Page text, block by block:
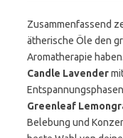
Zusammenfassend
ätherische Öle den
Aromatherapie
Candle Lavender
Greenleaf
Belebung und